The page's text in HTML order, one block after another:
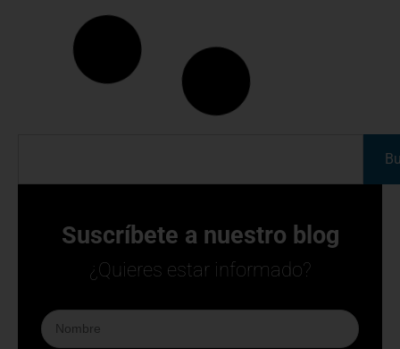
digitalizar tu flota
24 abril 2026
Cursos VDO de tacógrafo inteligente: formación
para evitar sanciones y cumplir la normativa